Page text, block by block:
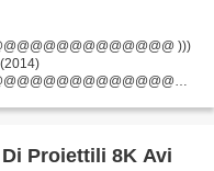
)))
Proiettili 8K Avi